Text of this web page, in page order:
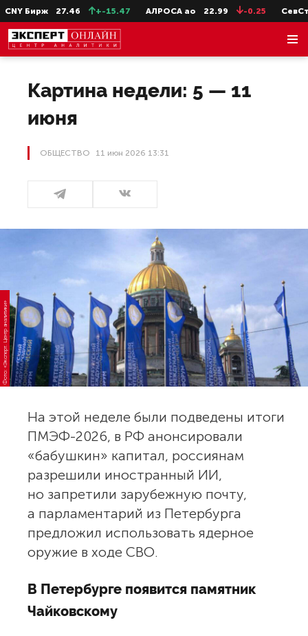
27.46 +-15.47 АЛРОСА ао 22.99 -0.25 СевСт-ао
Картина недели: 5 — 11
июня
ОБЩЕСТВО 11 июн 2026 13:31
Фото: «Эксперт. Центр аналитики»
На этой неделе были подведены итоги
ПМЭФ-2026, в РФ анонсировали
«бабушкин» капитал, россиянам
разрешили иностранный ИИ,
но запретили зарубежную почту,
а парламентарий из Петербурга
предложил использовать ядерное
оружие в ходе СВО.
В Петербурге появится памятник
Чайковскому